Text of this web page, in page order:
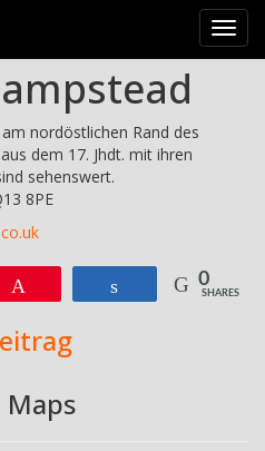
Devon &
nordöstlichen Rand des
dem 17. Jhdt. mit ihren
sehenswert.
8PE
Teilen 0
SHARES
Maps